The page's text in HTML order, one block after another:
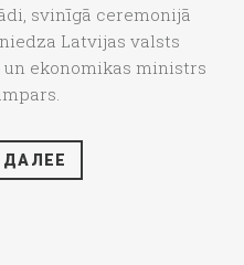
svinīgā ceremonijā
Latvijas valsts
ekonomikas ministrs
ДАЛЕЕ